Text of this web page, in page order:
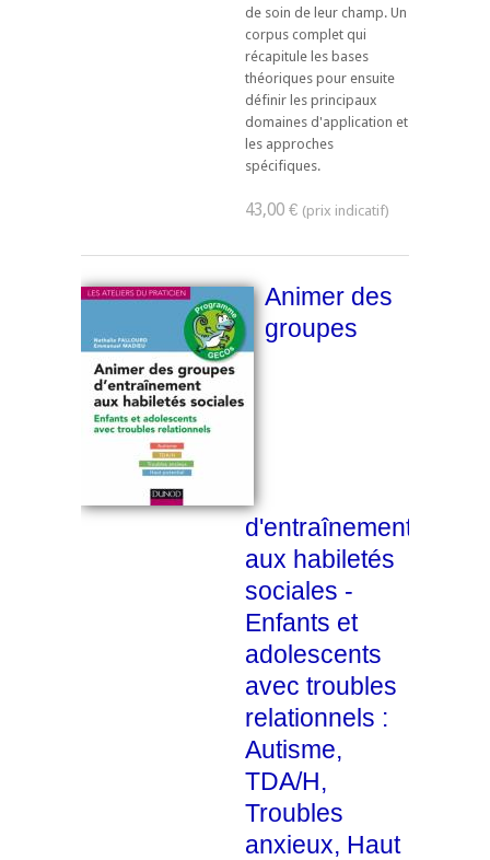
de soin de leur champ. Un
corpus complet qui
récapitule les bases
théoriques pour ensuite
définir les principaux
domaines d'application et
les approches
spécifiques.
43,00 €
Animer des
groupes
d'entraînement
aux habiletés
sociales -
Enfants et
adolescents
avec troubles
relationnels :
Autisme,
TDA/H,
Troubles
anxieux, Haut